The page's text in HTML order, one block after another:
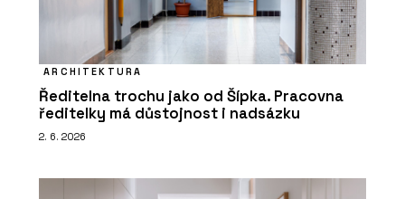
ARCHITEKTURA
Ředitelna trochu jako od Šípka. Pracovna
ředitelky má důstojnost i nadsázku
2. 6. 2026